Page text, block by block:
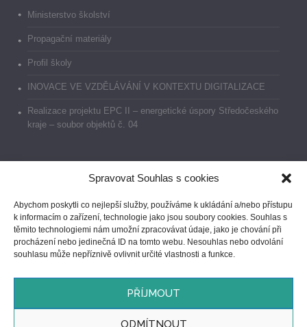
Spravovat Souhlas s cookies
Abychom poskytli co nejlepší služby, používáme k ukládání a/nebo přístupu
k informacím o zařízení, technologie jako jsou soubory cookies. Souhlas s
těmito technologiemi nám umožní zpracovávat údaje, jako je chování při
procházení nebo jedinečná ID na tomto webu. Nesouhlas nebo odvolání
souhlasu může nepříznivě ovlivnit určité vlastnosti a funkce.
PŘÍJMOUT
ODMÍTNOUT
Ministerstvo školství
Propagační materiály
Profil školy
INOVACE VE VZDĚLÁVÁNÍ V KONTEXTU DIGITALIZACE
Realizace projektu EPC II – energetické úspory Středočeského
kraje – soubor objektů č. 04
Prohlášení o přístupnosti
GDPR